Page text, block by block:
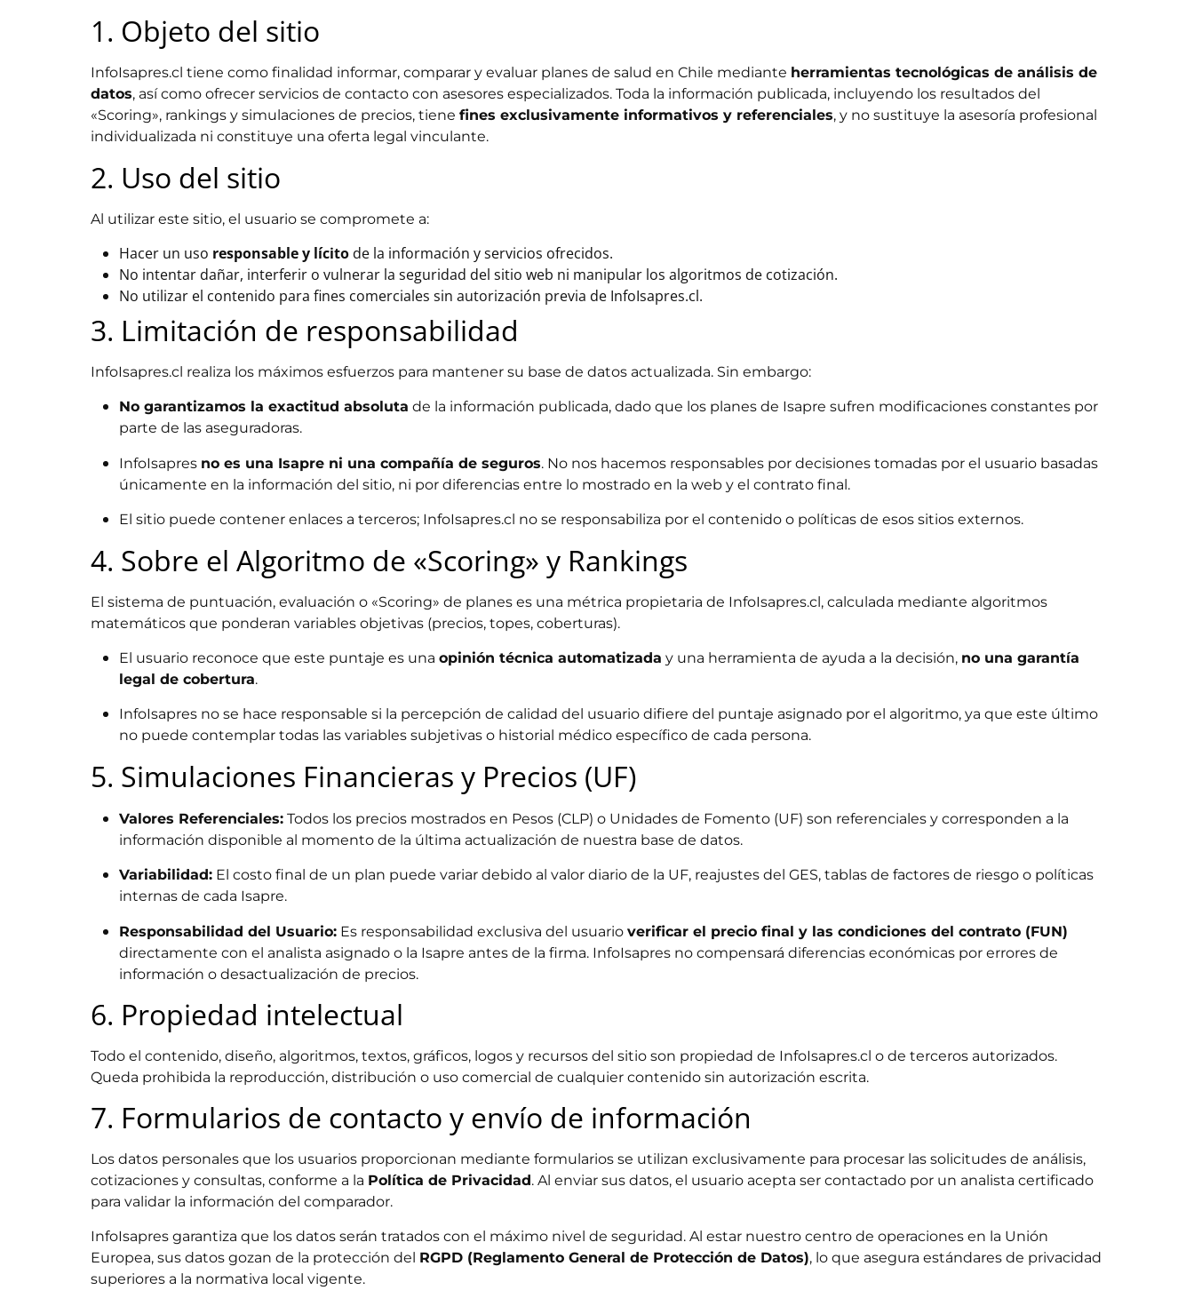
1. Objeto del sitio
InfoIsapres.cl tiene como finalidad informar, comparar y evaluar planes de salud en Chile mediante herramientas tecnológicas de análisis de
datos, así como ofrecer servicios de contacto con asesores especializados. Toda la información publicada, incluyendo los resultados del
«Scoring», rankings y simulaciones de precios, tiene fines exclusivamente informativos y referenciales, y no sustituye la asesoría profesional
individualizada ni constituye una oferta legal vinculante.
2. Uso del sitio
Al utilizar este sitio, el usuario se compromete a:
Hacer un uso responsable y lícito de la información y servicios ofrecidos.
No intentar dañar, interferir o vulnerar la seguridad del sitio web ni manipular los algoritmos de cotización.
No utilizar el contenido para fines comerciales sin autorización previa de InfoIsapres.cl.
3. Limitación de responsabilidad
InfoIsapres.cl realiza los máximos esfuerzos para mantener su base de datos actualizada. Sin embargo:
No garantizamos la exactitud absoluta de la información publicada, dado que los planes de Isapre sufren modificaciones constantes por
parte de las aseguradoras.
InfoIsapres no es una Isapre ni una compañía de seguros. No nos hacemos responsables por decisiones tomadas por el usuario basadas
únicamente en la información del sitio, ni por diferencias entre lo mostrado en la web y el contrato final.
El sitio puede contener enlaces a terceros; InfoIsapres.cl no se responsabiliza por el contenido o políticas de esos sitios externos.
4. Sobre el Algoritmo de «Scoring» y Rankings
El sistema de puntuación, evaluación o «Scoring» de planes es una métrica propietaria de InfoIsapres.cl, calculada mediante algoritmos
matemáticos que ponderan variables objetivas (precios, topes, coberturas).
El usuario reconoce que este puntaje es una opinión técnica automatizada y una herramienta de ayuda a la decisión, no una garantía
legal de cobertura.
InfoIsapres no se hace responsable si la percepción de calidad del usuario difiere del puntaje asignado por el algoritmo, ya que este último
no puede contemplar todas las variables subjetivas o historial médico específico de cada persona.
5. Simulaciones Financieras y Precios (UF)
Valores Referenciales: Todos los precios mostrados en Pesos (CLP) o Unidades de Fomento (UF) son referenciales y corresponden a la
información disponible al momento de la última actualización de nuestra base de datos.
Variabilidad: El costo final de un plan puede variar debido al valor diario de la UF, reajustes del GES, tablas de factores de riesgo o políticas
internas de cada Isapre.
Responsabilidad del Usuario: Es responsabilidad exclusiva del usuario verificar el precio final y las condiciones del contrato (FUN)
directamente con el analista asignado o la Isapre antes de la firma. InfoIsapres no compensará diferencias económicas por errores de
información o desactualización de precios.
6. Propiedad intelectual
Todo el contenido, diseño, algoritmos, textos, gráficos, logos y recursos del sitio son propiedad de InfoIsapres.cl o de terceros autorizados.
Queda prohibida la reproducción, distribución o uso comercial de cualquier contenido sin autorización escrita.
7. Formularios de contacto y envío de información
Los datos personales que los usuarios proporcionan mediante formularios se utilizan exclusivamente para procesar las solicitudes de análisis,
cotizaciones y consultas, conforme a la Política de Privacidad. Al enviar sus datos, el usuario acepta ser contactado por un analista certificado
para validar la información del comparador.
InfoIsapres garantiza que los datos serán tratados con el máximo nivel de seguridad. Al estar nuestro centro de operaciones en la Unión
Europea, sus datos gozan de la protección del RGPD (Reglamento General de Protección de Datos), lo que asegura estándares de privacidad
superiores a la normativa local vigente.